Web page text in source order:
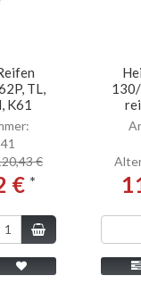
TL,
K61
€
€ *
130/